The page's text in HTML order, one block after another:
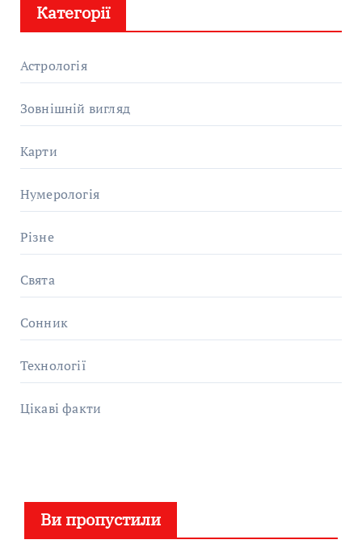
Категорії
Астрологія
Зовнішній вигляд
Карти
Нумерологія
Різне
Свята
Сонник
Технології
Цікаві факти
Ви пропустили